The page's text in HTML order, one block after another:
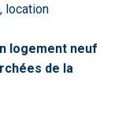
location
logement neuf
de la